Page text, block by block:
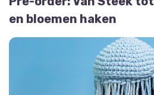
en bloemen haken